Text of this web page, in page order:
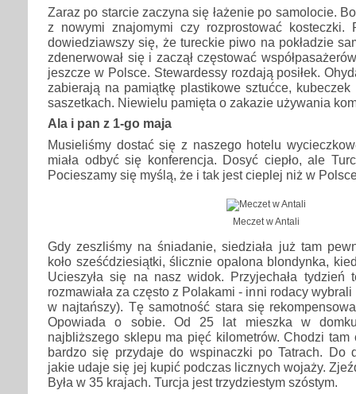
Zaraz po starcie zaczyna się łażenie po samolocie.
z nowymi znajomymi czy rozprostować kosteczki.
dowiedziawszy się, że tureckie piwo na pokładzie
zdenerwował się i zaczął częstować
jeszcze w Polsce. Stewardessy rozdają posiłek.
zabierają na pamiątkę plastikowe sztućce,
saszetkach. Niewielu pamięta o zakazie używania
Ala i pan z 1-go maja
Musieliśmy dostać się z naszego hotelu
miała odbyć się konferencja. Dosyć ciepło, ale
Pocieszamy się myślą, że i tak jest cieplej niż w
Meczet w Antali
Gdy zeszliśmy na śniadanie, siedziała już tam
koło sześćdziesiątki, ślicznie opalona blondynka,
Ucieszyła się na nasz widok. Przyjechała
rozmawiała za często z Polakami - inni rodacy wybrali
w najtańszy). Tę samotność stara się
Opowiada o sobie. Od 25 lat mieszka w
najbliższego sklepu ma pięć kilometrów. Chodzi tam
bardzo się przydaje do wspinaczki po Tatrach. Do
jakie udaje się jej kupić podczas licznych wojaży.
Była w 35 krajach. Turcja jest trzydziestym szóstym.